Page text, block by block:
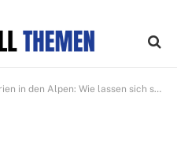
lassen sich sportliche Erlebnisse mit Entspannung in luxuriösen Resorts verbinden?